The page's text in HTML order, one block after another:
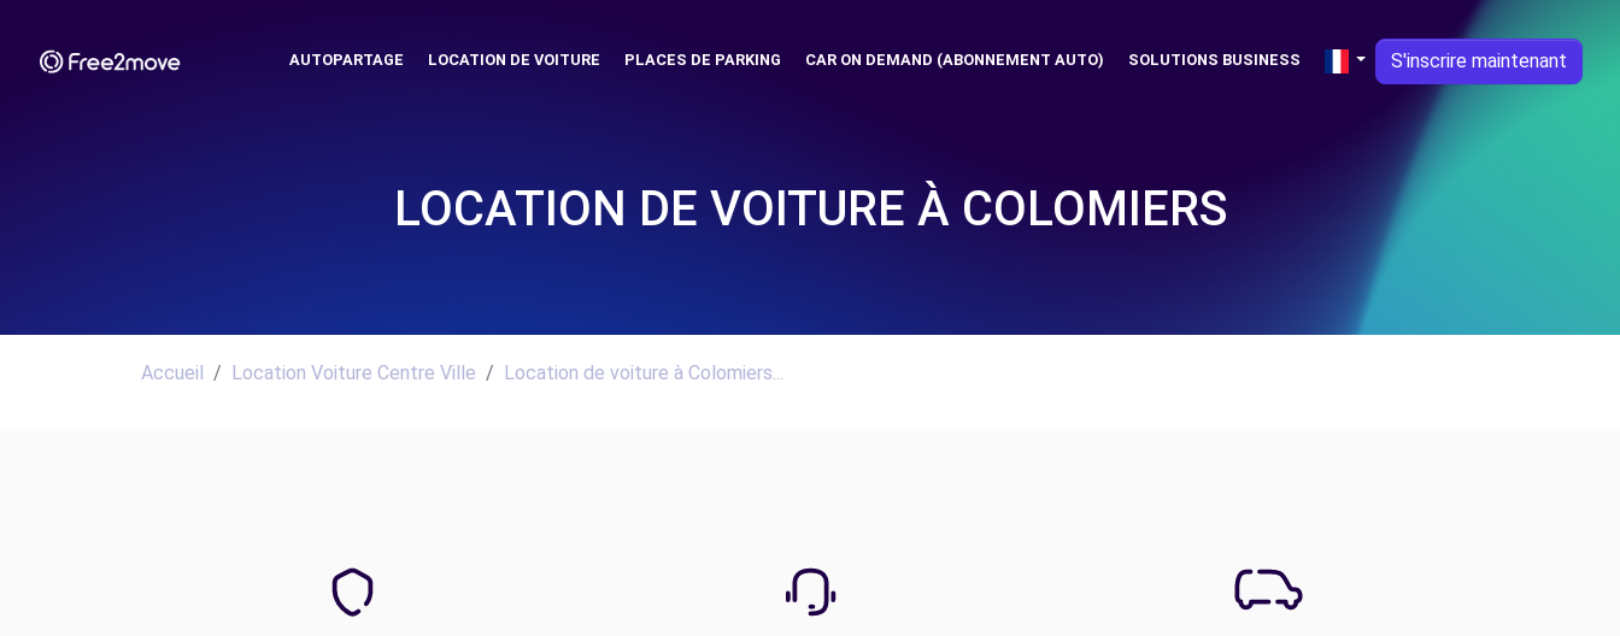
AUTOPARTAGE LOCATION DE VOITURE PLACES DE PARKING CAR ON DEMAND (ABONNEMENT AUTO) SOLUTIONS BUSINESS S'inscrire maintenant
LOCATION DE VOITURE À COLOMIERS
Accueil Location Voiture Centre Ville Location de voiture à Colomiers...